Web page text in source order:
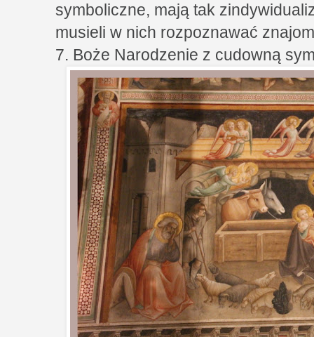
symboliczne, mają tak
musieli w nich rozpoznawać
7. Boże Narodzenie z cudowną